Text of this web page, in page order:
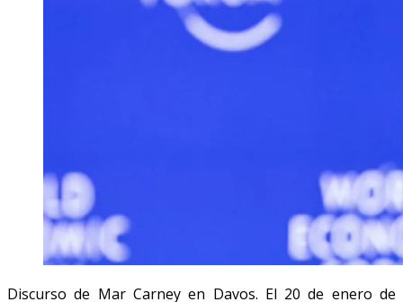
Discurso de Mar Carney en Davos. El 20 de enero de